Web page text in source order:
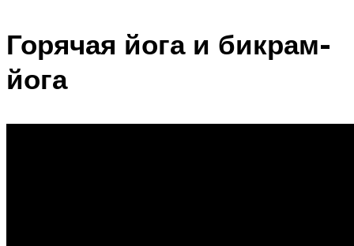
Горячая йога и бикрам-
йога